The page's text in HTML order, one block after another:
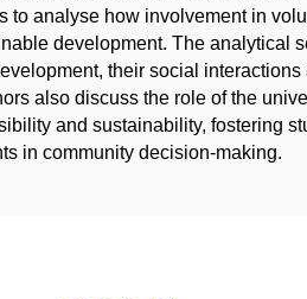
to analyse how involvement in
development. The analytical
their social interactions
also discuss the role of the
and sustainability, fostering
in community decision-making.